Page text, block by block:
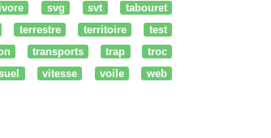
svg svt
tabouret
terrestre territoire
test
transports trap
troc
vitesse voile
web